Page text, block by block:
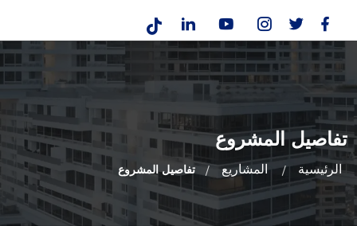
تفاصيل المشروع
الرئيسية المشاريع تفاصيل المشروع